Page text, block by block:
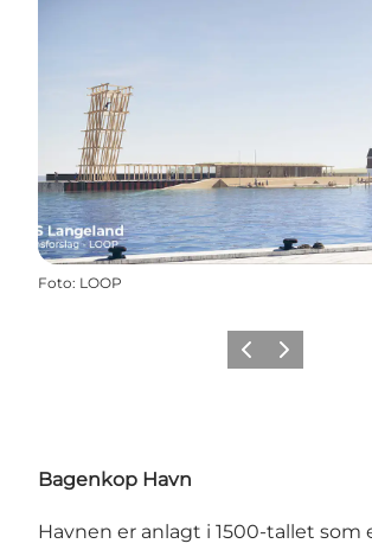
Foto: LOOP
ForrigeNæste
Bagenkop Havn
Havnen er anlagt i 1500-tallet som